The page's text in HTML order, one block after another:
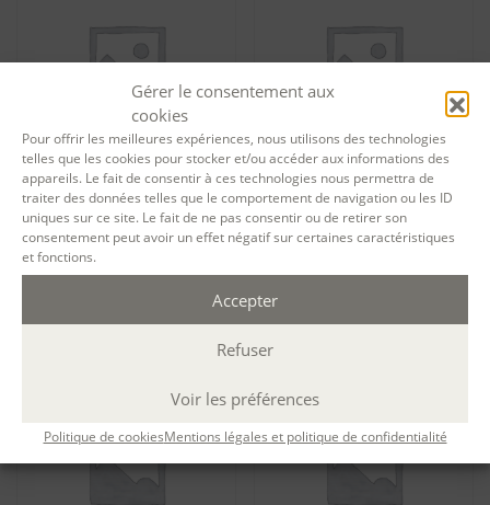
Gérer le consentement aux
cookies
Pour offrir les meilleures expériences, nous utilisons des technologies
telles que les cookies pour stocker et/ou accéder aux informations des
appareils. Le fait de consentir à ces technologies nous permettra de
traiter des données telles que le comportement de navigation ou les ID
uniques sur ce site. Le fait de ne pas consentir ou de retirer son
consentement peut avoir un effet négatif sur certaines caractéristiques
et fonctions.
Accepter
Refuser
Voir les préférences
Politique de cookiesMentions légales et politique de confidentialité
Tarif formation permanente
Le parcours – Module 1 :
Oser écrire – session 13199
792,00€
Tarif formation permanente
Le parcours – Module 1 :
Oser écrire – session 13265